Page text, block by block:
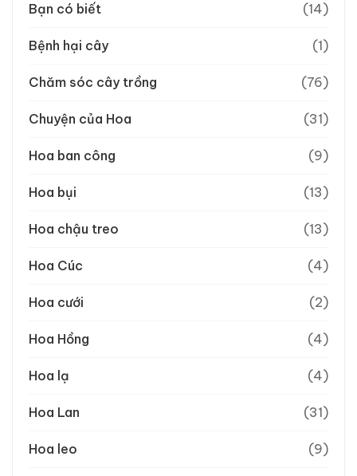
Bạn có biết (14)
Bệnh hại cây (1)
Chăm sóc cây trồng (76)
Chuyện của Hoa (31)
Hoa ban công (9)
Hoa bụi (13)
Hoa chậu treo (13)
Hoa Cúc (4)
Hoa cưới (2)
Hoa Hồng (4)
Hoa lạ (4)
Hoa Lan (31)
Hoa leo (9)